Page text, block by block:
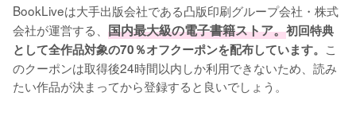
BookLiveは大手出版会社である凸版印刷グループ会社・株式
会社が運営する、 国内最大級の電子書籍ストア。初回特典
として全作品対象の70％オフクーポンを配布しています。 こ
のクーポンは取得後24時間以内しか利用できないため、読み
たい作品が決まってから登録すると良いでしょう。